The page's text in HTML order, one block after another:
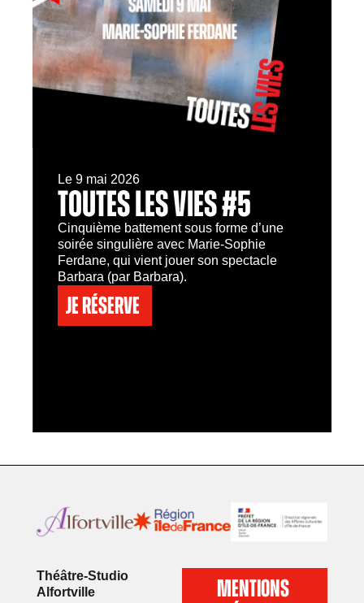
Le 9 mai 2026
TOUTES LES VIES #5
Cinquième battement sous forme d’une
soirée singulière avec Marie-Sophie
Ferdane, qui vient jouer son spectacle
Barbara (par Barbara).
Je réserve
Théâtre-Studio
Alfortville
MENTIONS